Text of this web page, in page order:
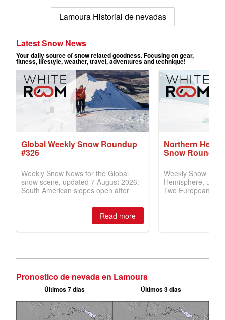
Lamoura Historial de nevadas
Pronostico de nevada en Lamoura
Últimos 7 días Últimos 3 días